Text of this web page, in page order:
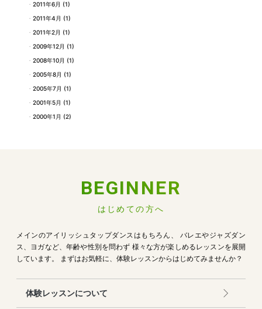
2011年6月 (1)
2011年4月 (1)
2011年2月 (1)
2009年12月 (1)
2008年10月 (1)
2005年8月 (1)
2005年7月 (1)
2001年5月 (1)
2000年1月 (2)
BEGINNER
はじめての方へ
メインのアイリッシュタップダンスはもちろん、
バレエやジャズダン
ス、ヨガなど、年齢や性別を問わず 様々な方が楽しめるレッスンを展開
しています。
まずはお気軽に、体験レッスンからはじめてみませんか？
体験レッスンについて